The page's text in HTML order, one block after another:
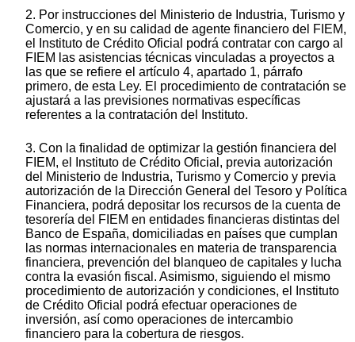
2. Por instrucciones del Ministerio de Industria, Turismo y
Comercio, y en su calidad de agente financiero del FIEM,
el Instituto de Crédito Oficial podrá contratar con cargo al
FIEM las asistencias técnicas vinculadas a proyectos a
las que se refiere el artículo 4, apartado 1, párrafo
primero, de esta Ley. El procedimiento de contratación se
ajustará a las previsiones normativas específicas
referentes a la contratación del Instituto.
3. Con la finalidad de optimizar la gestión financiera del
FIEM, el Instituto de Crédito Oficial, previa autorización
del Ministerio de Industria, Turismo y Comercio y previa
autorización de la Dirección General del Tesoro y Política
Financiera, podrá depositar los recursos de la cuenta de
tesorería del FIEM en entidades financieras distintas del
Banco de España, domiciliadas en países que cumplan
las normas internacionales en materia de transparencia
financiera, prevención del blanqueo de capitales y lucha
contra la evasión fiscal. Asimismo, siguiendo el mismo
procedimiento de autorización y condiciones, el Instituto
de Crédito Oficial podrá efectuar operaciones de
inversión, así como operaciones de intercambio
financiero para la cobertura de riesgos.